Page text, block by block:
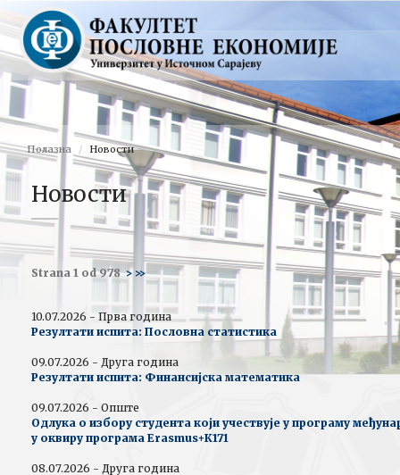
Полазна Новости
Новости
Strana 1 od 978> >>
10.07.2026 - Прва година
Резултати испита: Пословна статистика
09.07.2026 - Друга година
Резултати испита: Финансијска математика
09.07.2026 - Опште
Одлука о избору студента који учествује у програму
у оквиру програма Erasmus+К171
08.07.2026 - Друга година